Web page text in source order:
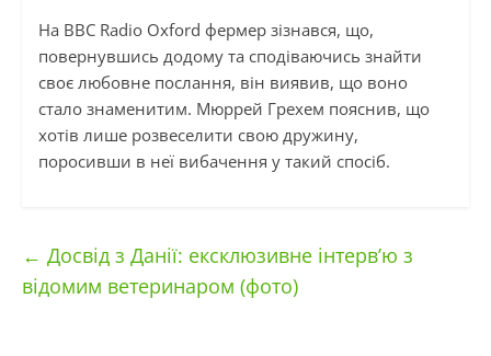
На BBC Radio Oxford фермер зізнався, що,
повернувшись додому та сподіваючись знайти
своє любовне послання, він виявив, що воно
стало знаменитим. Мюррей Грехем пояснив, що
хотів лише розвеселити свою дружину,
поросивши в неї вибачення у такий спосіб.
← Досвід з Данії: ексклюзивне інтерв’ю з
відомим ветеринаром (фото)